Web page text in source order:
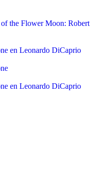
the Flower Moon: Robert
en Leonardo DiCaprio
en Leonardo DiCaprio